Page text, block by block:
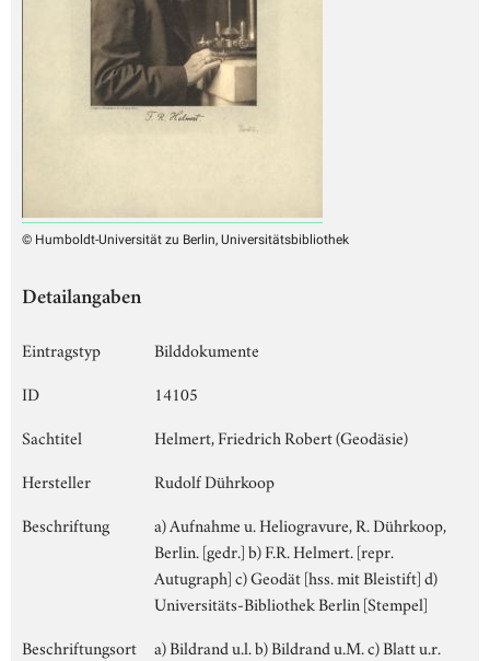
© Humboldt-Universität zu Berlin, Universitätsbibliothek
Detailangaben
Eintragstyp
Bilddokumente
ID
14105
Sachtitel
Helmert, Friedrich Robert (Geodäsie)
Hersteller
Rudolf Dührkoop
Beschriftung
a) Aufnahme u. Heliogravure, R. Dührkoop,
Berlin. [gedr.] b) F.R. Helmert. [repr.
Autugraph] c) Geodät [hss. mit Bleistift] d)
Universitäts-Bibliothek Berlin [Stempel]
Beschriftungsort
a) Bildrand u.l. b) Bildrand u.M. c) Blatt u.r.